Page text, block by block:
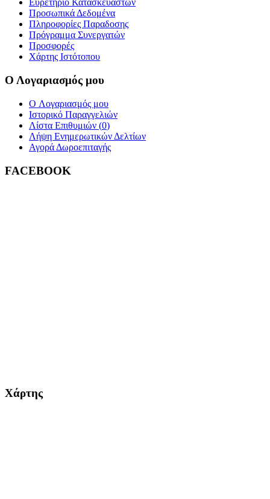
Ευρετήριο Κατασκευαστών
Προσωπικά Δεδομένα
Πληροφορίες Παραδοσης
Πρόγραμμα Συνεργατών
Προσφορές
Χάρτης Ιστότοπου
Ο Λογαριασμός μου
O Λογαριασμός μου
Ιστορικό Παραγγελιών
Λίστα Επιθυμιών (0)
Λήψη Ενημερωτικών Δελτίων
Αγορά Δωροεπιταγής
FACEBOOK
Χάρτης